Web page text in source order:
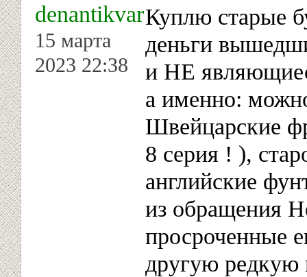
denantikvar
15 марта
2023 22:38
Куплю старые
деньги
и НЕ
а именно:
Швейцарские
8 серия ! ),
английские
из обращения
просроченные
другую редкую